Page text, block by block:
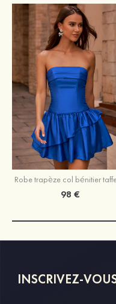
98 €
INSCRIVEZ-